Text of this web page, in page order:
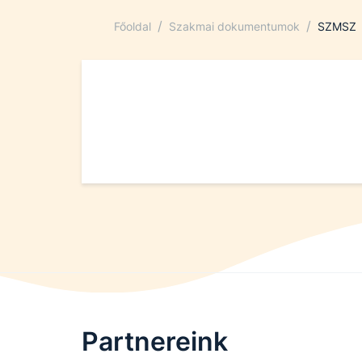
Főoldal / Szakmai dokumentumok / SZMSZ
Partnereink